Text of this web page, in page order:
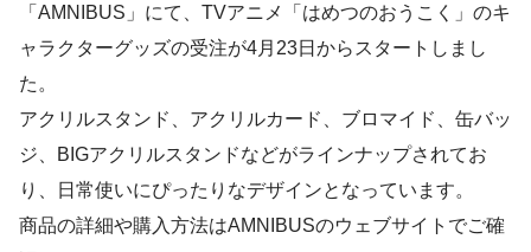
「AMNIBUS」にて、TVアニメ「はめつのおうこく」のキ
ャラクターグッズの受注が4月23日からスタートしまし
た。
アクリルスタンド、アクリルカード、ブロマイド、缶バッ
ジ、BIGアクリルスタンドなどがラインナップされてお
り、日常使いにぴったりなデザインとなっています。
商品の詳細や購入方法はAMNIBUSのウェブサイトでご確